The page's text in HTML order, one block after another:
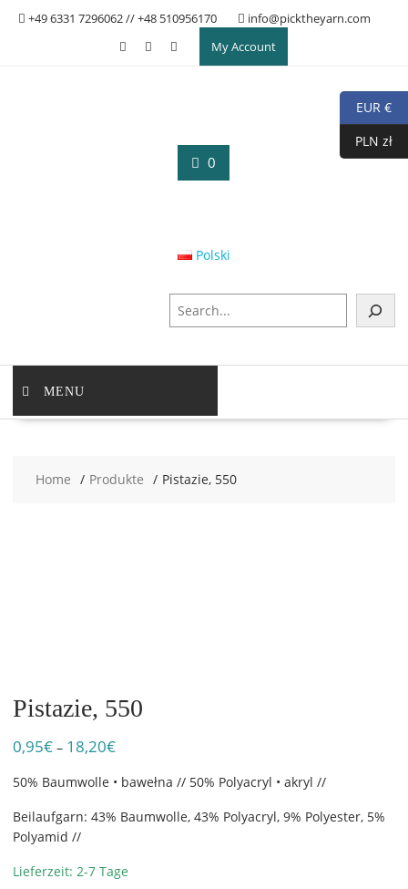
+49 6331 7296062 // +48 510956170
info@picktheyarn.com
My Account
0
Polski
u
h
MENU
Home Produkte Pistazie, 550
Pistazie, 550
0,95€ – 18,20€Preisspanne:
bis
50% Baumwolle • bawełna // 50% Polyacryl • akryl //
Beilaufgarn: 43% Baumwolle, 43% Polyacryl, 9% Polyester, 5%
Polyamid //
Lieferzeit: 2-7 Tage
EUR €
PLN zł